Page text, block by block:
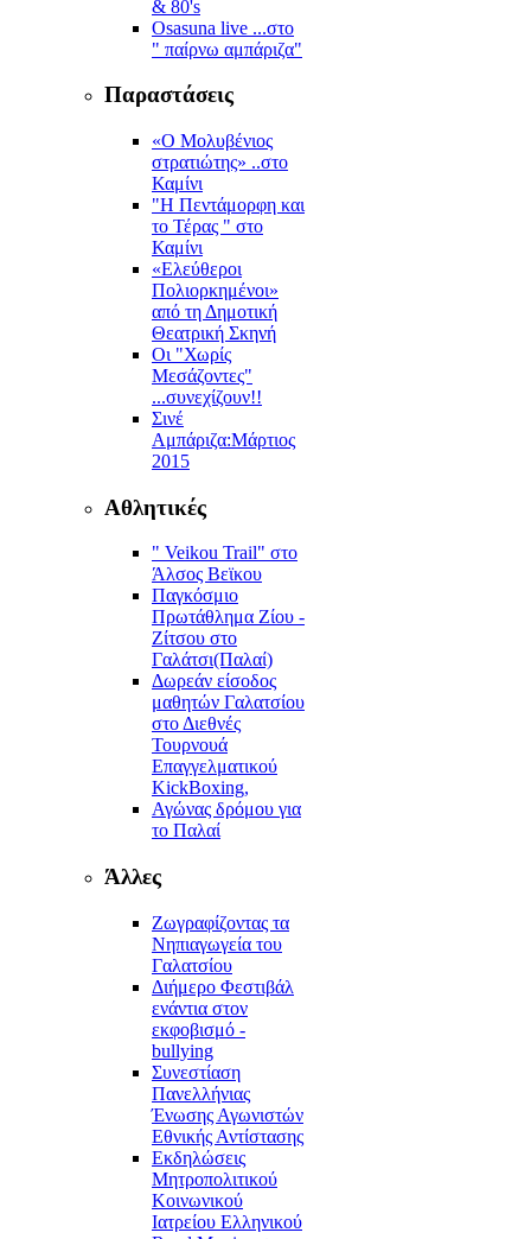
& 80's
Osasuna live ...στο
" παίρνω αμπάριζα"
Παραστάσεις
«Ο Μολυβένιος
στρατιώτης» ..στο
Καμίνι
"Η Πεντάμορφη και
το Τέρας " στο
Καμίνι
«Ελεύθεροι
Πολιορκημένοι»
από τη Δημοτική
Θεατρική Σκηνή
Οι "Χωρίς
Μεσάζοντες"
...συνεχίζουν!!
Σινέ
Αμπάριζα:Mάρτιος
2015
Αθλητικές
" Veikou Trail" στο
Άλσος Βεϊκου
Παγκόσμιο
Πρωτάθλημα Ζίου -
Ζίτσου στο
Γαλάτσι(Παλαί)
Δωρεάν είσοδος
μαθητών Γαλατσίου
στο Διεθνές
Τουρνουά
Επαγγελματικού
KickBoxing,
Αγώνας δρόμου για
το Παλαί
Άλλες
Ζωγραφίζοντας τα
Νηπιαγωγεία του
Γαλατσίου
Διήμερο Φεστιβάλ
ενάντια στον
εκφοβισμό -
bullying
Συνεστίαση
Πανελλήνιας
Ένωσης Αγωνιστών
Εθνικής Αντίστασης
Εκδηλώσεις
Μητροπολιτικού
Κοινωνικού
Ιατρείου Ελληνικού